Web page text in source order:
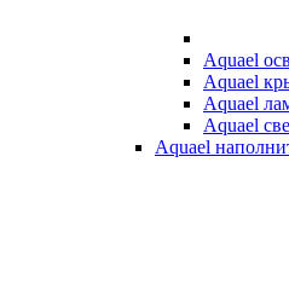
Aquael
Aquael
Aquael
Aquael
Aquael